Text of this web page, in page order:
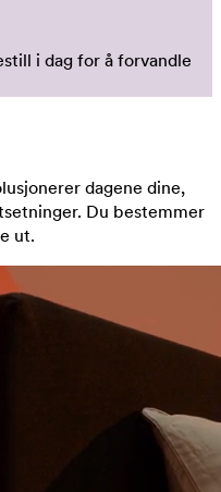
i dag for å forvandle
dagene dine,
Du bestemmer
ut.